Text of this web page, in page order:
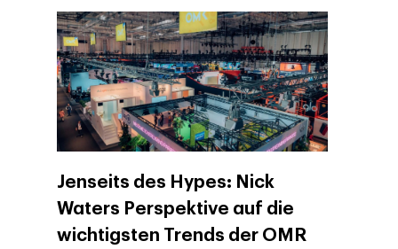
Jenseits des Hypes: Nick
Waters Perspektive auf die
wichtigsten Trends der OMR